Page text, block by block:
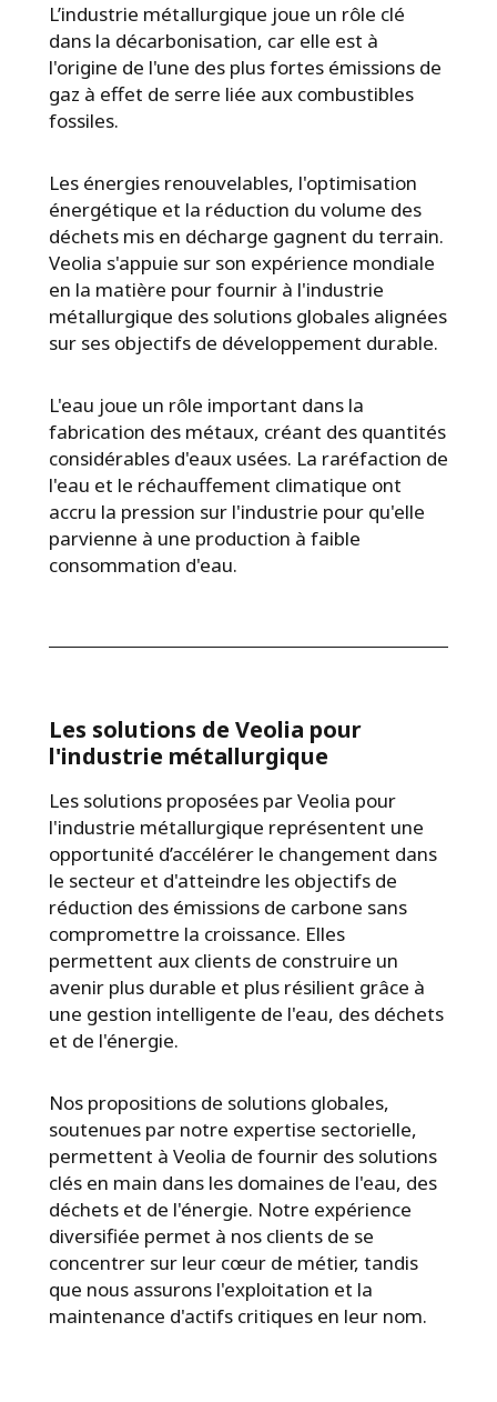
L’industrie métallurgique joue un rôle clé
dans la décarbonisation, car elle est à
l'origine de l'une des plus fortes émissions de
gaz à effet de serre liée aux combustibles
fossiles.
Les énergies renouvelables, l'optimisation
énergétique et la réduction du volume des
déchets mis en décharge gagnent du terrain.
Veolia s'appuie sur son expérience mondiale
en la matière pour fournir à l'industrie
métallurgique des solutions globales alignées
sur ses objectifs de développement durable.
L'eau joue un rôle important dans la
fabrication des métaux, créant des quantités
considérables d'eaux usées. La raréfaction de
l'eau et le réchauffement climatique ont
accru la pression sur l'industrie pour qu'elle
parvienne à une production à faible
consommation d'eau.
Les solutions de Veolia pour
l'industrie métallurgique
Les solutions proposées par Veolia pour
l'industrie métallurgique représentent une
opportunité d’accélérer le changement dans
le secteur et d'atteindre les objectifs de
réduction des émissions de carbone sans
compromettre la croissance. Elles
permettent aux clients de construire un
avenir plus durable et plus résilient grâce à
une gestion intelligente de l'eau, des déchets
et de l'énergie.
Nos propositions de solutions globales,
soutenues par notre expertise sectorielle,
permettent à Veolia de fournir des solutions
clés en main dans les domaines de l'eau, des
déchets et de l'énergie. Notre expérience
diversifiée permet à nos clients de se
concentrer sur leur cœur de métier, tandis
que nous assurons l'exploitation et la
maintenance d'actifs critiques en leur nom.